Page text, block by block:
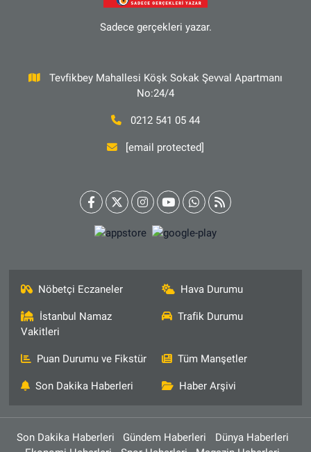
Sadece gerçekleri yazar.
Tevfikbey Mahallesi Köşk Sokak Şevval Apartmanı
No:24/4
0212 541 05 44
[email protected]
Nöbetçi Eczaneler Hava Durumu
İstanbul Namaz
Vakitleri
Trafik Durumu
Puan Durumu ve Fikstür Tüm Manşetler
Son Dakika Haberleri Haber Arşivi
Son Dakika Haberleri Gündem Haberleri
Dünya Haberleri